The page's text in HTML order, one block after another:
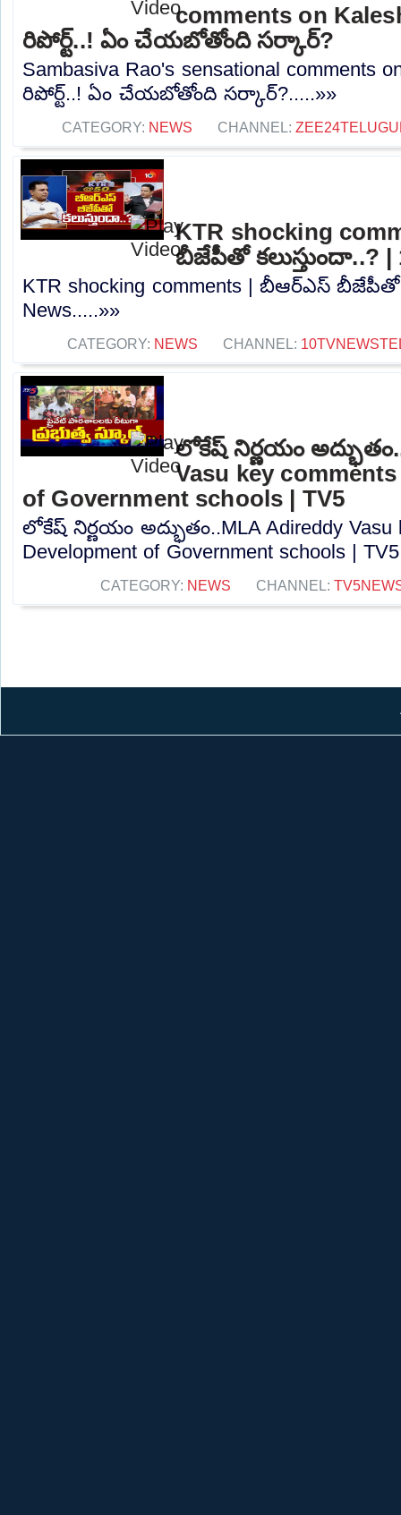
comments on
రిపోర్ట్..! ఏం చేయబోతోంది సర్కార్?
Sambasiva Rao's sensational comments
రిపోర్ట్..! ఏం చేయబోతోంది సర్కార్?.....»»
CATEGORY: NEWS CHANNEL:
KTR shocking
బీజేపీతో కలుస్తుందా..? |
KTR shocking comments | బీఆర్ఎస్ బీజేపీతో
News.....»»
CATEGORY: NEWS CHANNEL:
లోకేష్ నిర్ణయం
Vasu key
of Government schools | TV5
లోకేష్ నిర్ణయం అద్భుతం..MLA Adireddy Vasu
Development of Government schools |
CATEGORY: NEWS CHANNEL: